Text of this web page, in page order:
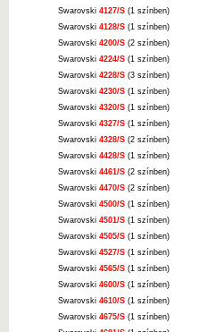
Swarovski 4127/S (1 színben)
Swarovski 4128/S (1 színben)
Swarovski 4200/S (2 színben)
Swarovski 4224/S (1 színben)
Swarovski 4228/S (3 színben)
Swarovski 4230/S (1 színben)
Swarovski 4320/S (1 színben)
Swarovski 4327/S (1 színben)
Swarovski 4328/S (2 színben)
Swarovski 4428/S (1 színben)
Swarovski 4461/S (2 színben)
Swarovski 4470/S (2 színben)
Swarovski 4500/S (1 színben)
Swarovski 4501/S (1 színben)
Swarovski 4505/S (1 színben)
Swarovski 4527/S (1 színben)
Swarovski 4565/S (1 színben)
Swarovski 4600/S (1 színben)
Swarovski 4610/S (1 színben)
Swarovski 4675/S (1 színben)